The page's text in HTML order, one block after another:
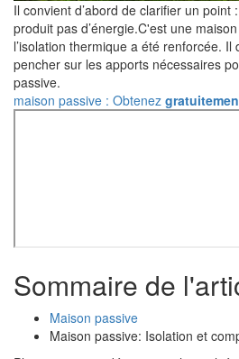
Il convient d’abord de clarifier un point
produit pas d’énergie.C'est une
l’isolation thermique a été renforcée.
pencher sur les apports nécessaires
passive.
maison passive : Obtenez
Sommaire de
Maison passive
Maison passive: Isolation et